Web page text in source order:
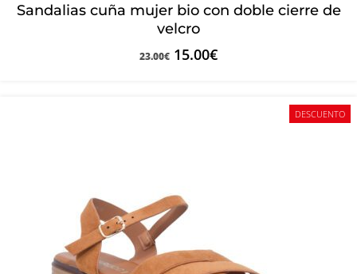
Sandalias cuña mujer bio con doble cierre de
velcro
23.00€ 15.00€
DESCUENTO